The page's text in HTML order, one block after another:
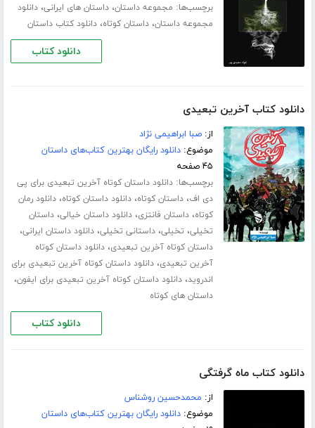
برچسب‌ها: مجموعه داستان،داستان های ایرانی،دانلود
مجموعه داستان،داستان کوتاه،دانلود کتاب داستان
دانلود کتاب
دانلود کتاب آخرین تبعیدی
از:صبا ابراهیمی نژاد
موضوع:دانلود رایگان بهترین کتاب‌های داستان
۴۵ صفحه
برچسب‌ها:دانلود داستان کوتاه آخرین تبعیدی برای پی
دی اف،داستان کوتاه،دانلود داستان کوتاه،دانلود رمان
کوتاه،داستان فانتزی،دانلود داستان خیالی،داستان
تخیلی، تخیلی،داستانی تخیلی،دانلود داستان ایرانی،
داستان کوتاه آخرین تبعیدی،دانلود داستان کوتاه
آخرین تبعیدی،دانلود داستان کوتاه آخرین تبعیدی برای
اندروید،دانلود داستان کوتاه آخرین تبعیدی برای ایفون،
داستان های کوتاه
دانلود کتاب
دانلود کتاب ماه گرفتگی
از: محمدحسین روشناس
موضوع:دانلود رایگان بهترین کتاب‌های داستان